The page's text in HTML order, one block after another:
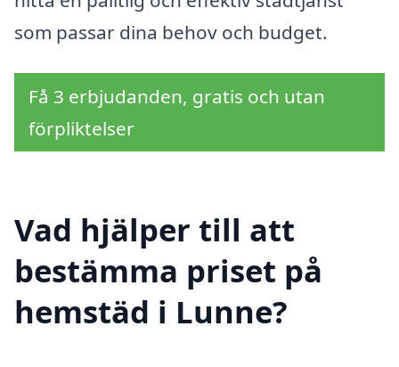
som passar dina behov och budget.
Få 3 erbjudanden, gratis och utan
förpliktelser
Vad hjälper till att
bestämma priset på
hemstäd i Lunne?